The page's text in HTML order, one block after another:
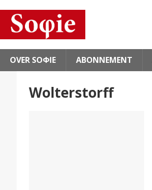
OVER SOΦIE ABONNEMENT
Wolterstorff